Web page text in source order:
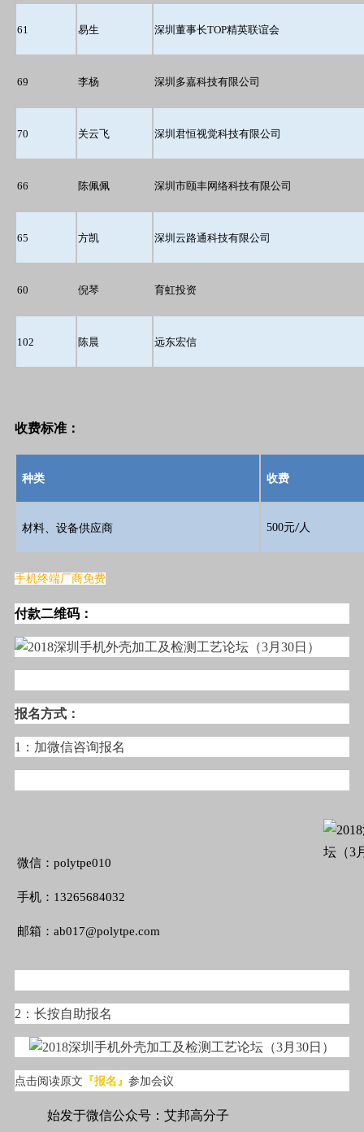
61 易生 深圳董事长TOP精英联谊会
69 李杨 深圳多嘉科技有限公司
70 关云飞 深圳君恒视觉科技有限公司
66 陈佩佩 深圳市颐丰网络科技有限公司
65 方凯 深圳云路通科技有限公司
60 倪琴 育虹投资
102 陈晨 远东宏信
收费标准：
种类 收费
材料、设备供应商 500元/人
手机终端厂商免费
付款二维码：
报名方式：
1：加微信咨询报名
微信：polytpe010
手机：13265684032
邮箱：ab017@polytpe.com
2：长按自助报名
点击阅读原文 『报名』 参加会议
始发于微信公众号：艾邦高分子